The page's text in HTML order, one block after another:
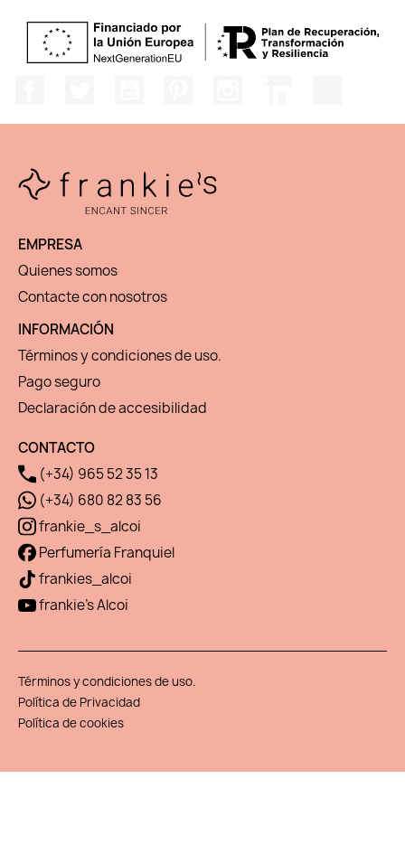
EMPRESA
Quienes somos
Contacte con nosotros
INFORMACIÓN
Términos y condiciones de uso.
Pago seguro
Declaración de accesibilidad
CONTACTO
(+34) 965 52 35 13
(+34) 680 82 83 56
frankie_s_alcoi
Perfumería Franquiel
frankies_alcoi
frankie's Alcoi
Términos y condiciones de uso.
Política de Privacidad
Política de cookies